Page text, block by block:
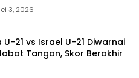
3, 2026
U-21 vs Israel U-21 Diwarnai
Tangan, Skor Berakhir